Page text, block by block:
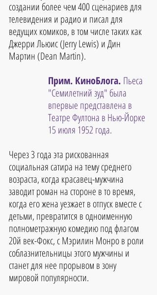
создании более чем 400 сценариев для
телевидения и радио и писал для
ведущих комиков, в том числе таких как
Джерри Льюис (Jerry Lewis) и Дин
Мартин (Dean Martin).
Прим. КиноБлога. Пьеса
"Семилетний зуд" была
впервые представлена в
Театре Фултона в Нью-Йорке
15 июля 1952 года.
Через 3 года эта рискованная
социальная сатира на тему среднего
возраста, когда красавец-мужчина
заводит роман на стороне в то время,
когда его жена уезжает в отпуск вместе с
детьми, превратится в одноименную
полнометражную комедию под флагом
20й век-Фокс, с Мэрилин Монро в роли
соблазнительницы этого мужчины и
станет для нее прорывом в зону
мировой популярности.